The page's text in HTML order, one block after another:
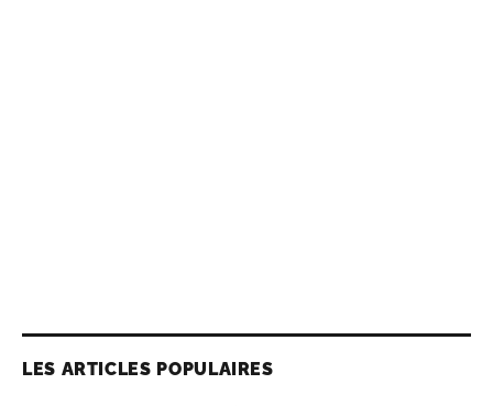
LES ARTICLES POPULAIRES